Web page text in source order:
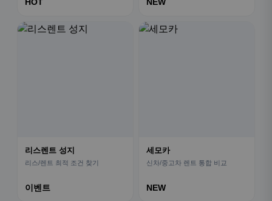
리스렌트 성지
리스/렌트 최적 조건 찾기
이벤트
세모카
신차/중고차 렌트 통합 비교
NEW